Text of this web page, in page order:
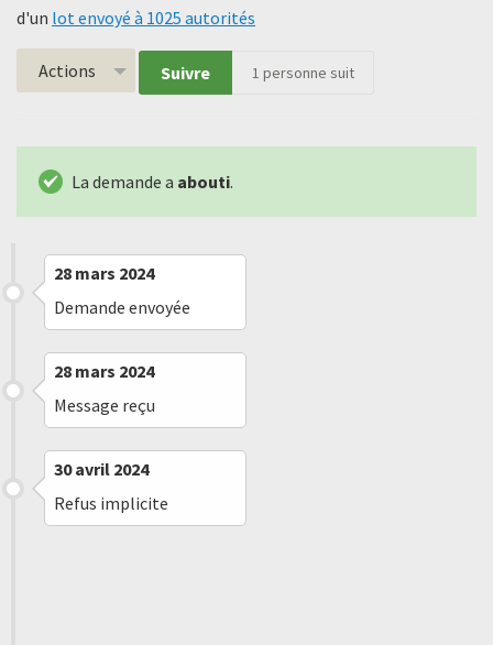
d'un lot envoyé à 1025 autorités
Actions Suivre 1 personne suit
La demande a abouti.
28 mars 2024
Demande envoyée
28 mars 2024
Message reçu
30 avril 2024
Refus implicite